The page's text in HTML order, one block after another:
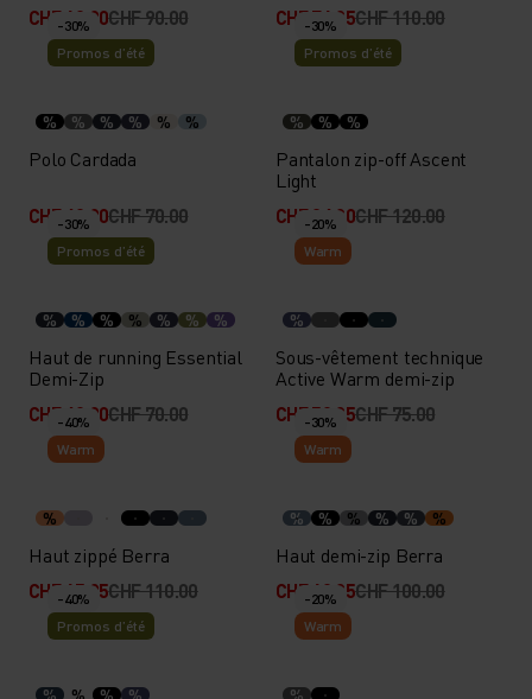
CHF 63.00CHF 90.00
CHF 76.95CHF 110.00
-30%
Promos d’été
% % % % % %
Polo Cardada
CHF 49.00CHF 70.00
-30%
Promos d’été
% % %
Pantalon zip-off Ascent
Light
CHF 84.00CHF 120.00
-30%
Promos d’été
% % % % % % %
Haut de running Essential
Demi-Zip
CHF 49.00CHF 70.00
-20%
Warm
%
Sous-vêtement technique
Active Warm demi-zip
CHF 59.95CHF 75.00
-40%
Warm
%
Haut zippé Berra
CHF 65.95CHF 110.00
-30%
Warm
% % % % % %
Haut demi-zip Berra
CHF 69.95CHF 100.00
-40%
Promos d’été
% % % %
-20%
Warm
%